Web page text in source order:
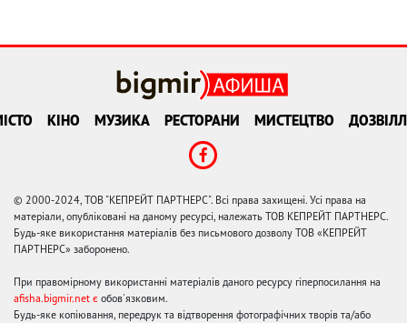
КІНО МУЗИКА РЕСТОРАНИ МИСТЕЦТВО
© 2000-2024, ТОВ "КЕПРЕЙТ ПАРТНЕРС". Всі права захищені. Усі права на
матеріали, опубліковані на даному ресурсі, належать ТОВ КЕПРЕЙТ ПАРТНЕРС.
Будь-яке використання матеріалів без письмового дозволу ТОВ «КЕПРЕЙТ
ПАРТНЕРС» заборонено.
При правомірному використанні матеріалів даного ресурсу гіперпосилання на
afisha.bigmir.net є обов'язковим.
Будь-яке копіювання, передрук та відтворення фотографічних творів та/або